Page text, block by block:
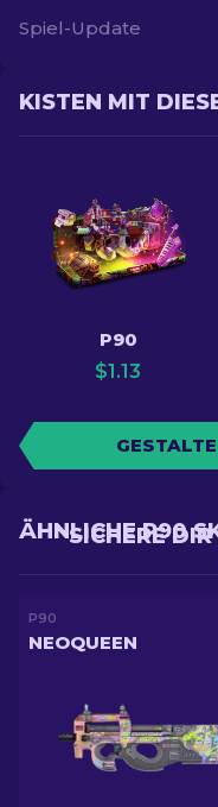
Spiel-Update
KISTEN MIT
P90
$1.13
SICHERE DIR
ÄHNLICHE P90
P90
NEOQUEEN